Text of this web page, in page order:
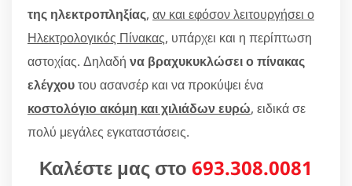
της ηλεκτροπληξίας, αν και εφόσον λειτουργήσει ο
Ηλεκτρολογικός Πίνακας, υπάρχει και η περίπτωση
αστοχίας. Δηλαδή να βραχυκυκλώσει ο πίνακας
ελέγχουτου ασανσέρ και να προκύψει ένα
κοστολόγιο ακόμη και χιλιάδων ευρώ, ειδικά σε
πολύ μεγάλες εγκαταστάσεις.
Καλέστε μας στο 693.308.0081